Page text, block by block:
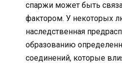
спаржи может быть
фактором. У некоторых
наследственная
образованию
соединений, которые